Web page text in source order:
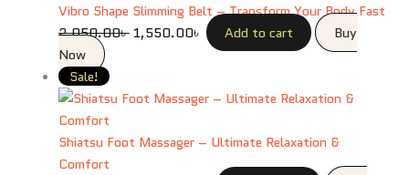
Vibro Shape Slimming Belt – Transform Your Body Fast
2,050.00৳ 1,550.00৳ Add to cart
Buy
Now
Sale!
Shiatsu Foot Massager – Ultimate Relaxation &
Comfort